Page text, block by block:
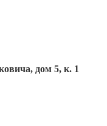
дом 5, к. 1